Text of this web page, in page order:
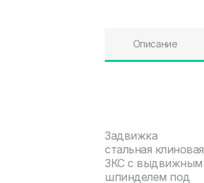
Описание
Задвижка
стальная клиновая
ЗКС с выдвижным
шпинделем под